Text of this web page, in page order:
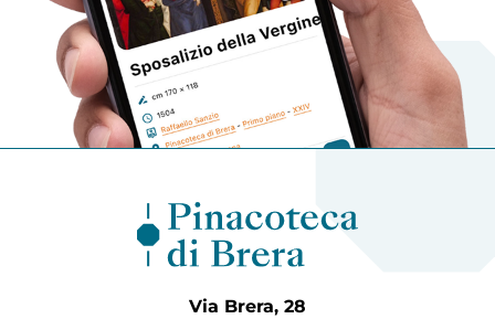
Via Brera, 28